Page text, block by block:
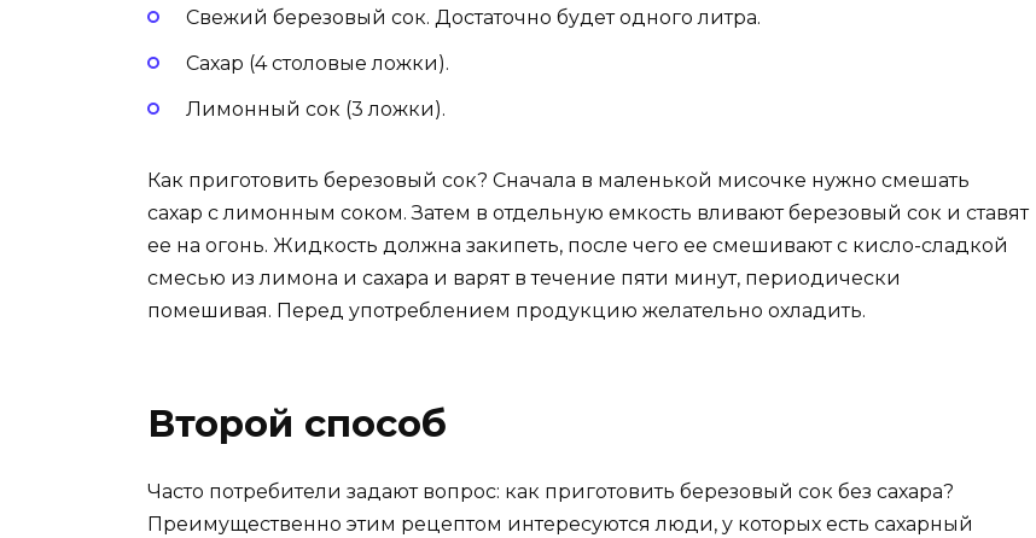
Свежий березовый сок. Достаточно будет одного литра.
Сахар (4 столовые ложки).
Лимонный сок (3 ложки).
Как приготовить березовый сок? Сначала в маленькой мисочке нужно смешать
сахар с лимонным соком. Затем в отдельную емкость вливают березовый сок и ставят
ее на огонь. Жидкость должна закипеть, после чего ее смешивают с кисло-сладкой
смесью из лимона и сахара и варят в течение пяти минут, периодически
помешивая. Перед употреблением продукцию желательно охладить.
Второй способ
Часто потребители задают вопрос: как приготовить березовый сок без сахара?
Преимущественно этим рецептом интересуются люди, у которых есть сахарный